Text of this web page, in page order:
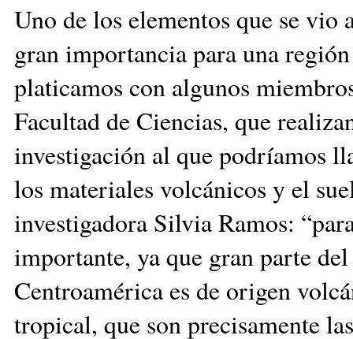
Uno de los elementos que se
gran importancia para una
platicamos con algunos
Facultad de Ciencias, que
investigación al que podríamos
los materiales volcánicos y el
investigadora Silvia Ramos:
importante, ya que gran parte
Centroamérica es de origen
tropical, que son precisamente